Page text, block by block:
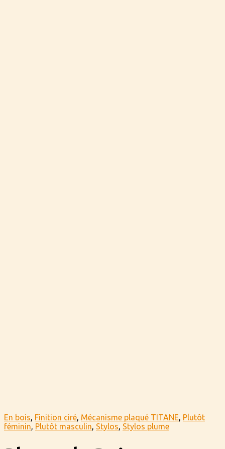
En bois, Finition ciré, Mécanisme plaqué TITANE, Plutôt
féminin, Plutôt masculin, Stylos, Stylos plume